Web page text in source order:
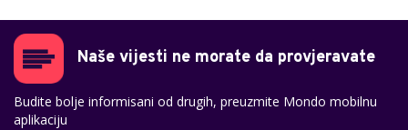
Naše vijesti ne morate da provjeravate
Budite bolje informisani od drugih, preuzmite Mondo mobilnu
aplikaciju